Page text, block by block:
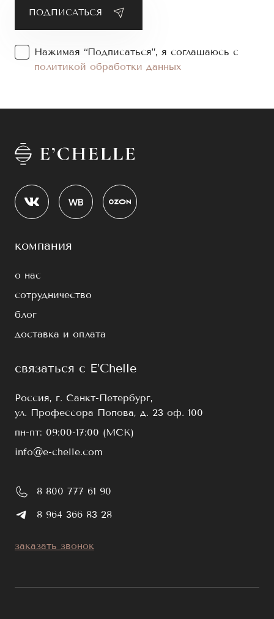
Нажимая “Подписаться”, я соглашаюсь с
политикой обработки данных
компания
о нас
сотрудничество
блог
доставка и оплата
связаться с E’Chelle
Россия, г. Санкт-Петербург,
ул. Профессора Попова, д. 23 оф. 100
пн-пт: 09:00-17:00 (МСК)
info@e-chelle.com
8 800 777 61 90
8 964 366 83 28
заказать звонок